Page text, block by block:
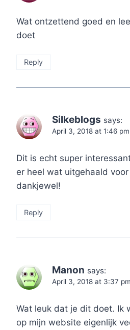
Wat ontzettend goed en
doet
Reply
Silkeblogs says:
April 3, 2018 at 1:46 pm
Dit is echt super
er heel wat uitgehaald
dankjewel!
Reply
Manon says:
April 3, 2018 at 3:37 pm
Wat leuk dat je dit doet. Ik
op mijn website eigenlijk